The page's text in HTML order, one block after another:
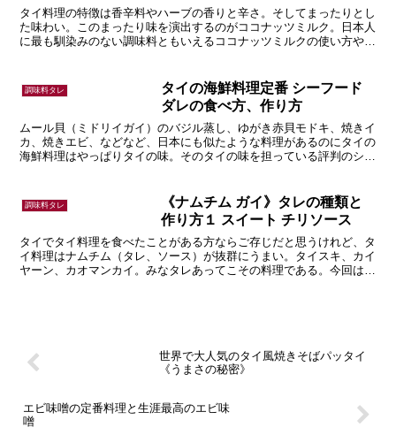
タイ料理の特徴は香辛料やハーブの香りと辛さ。そしてまったりとし
た味わい。このまったり味を演出するのがココナッツミルク。日本人
に最も馴染みのない調味料ともいえるココナッツミルクの使い方や選
調味料タレ
タイの海鮮料理定番 シーフード
ダレの食べ方、作り方
ムール貝（ミドリイガイ）のバジル蒸し、ゆがき赤貝モドキ、焼きイ
カ、焼きエビ、などなど、日本にも似たような料理があるのにタイの
海鮮料理はやっぱりタイの味。そのタイの味を担っている評判のシー
調味料タレ
《ナムチム ガイ》タレの種類と
作り方１ スイート チリソース
タイでタイ料理を食べたことがある方ならご存じだと思うけれど、タ
イ料理はナムチム（タレ、ソース）が抜群にうまい。タイスキ、カイ
ヤーン、カオマンカイ。みなタレあってこその料理である。今回はナ
世界で大人気のタイ風焼きそばパッタイ
《うまさの秘密》
エビ味噌の定番料理と生涯最高のエビ味
噌